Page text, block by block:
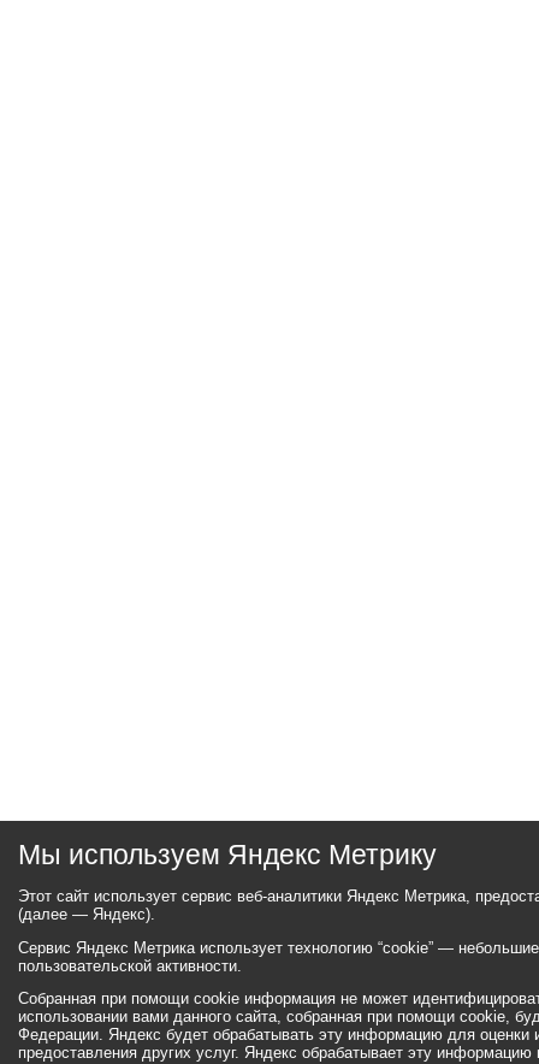
Мы используем Яндекс Метрику
Этот сайт использует сервис веб-аналитики Яндекс Метрика,
(далее — Яндекс).
Сервис Яндекс Метрика использует технологию “cookie” —
пользовательской активности.
Собранная при помощи cookie информация не может
использовании вами данного сайта, собранная при помощи cookie,
Федерации. Яндекс будет обрабатывать эту информацию для оценки
предоставления других услуг. Яндекс обрабатывает эту